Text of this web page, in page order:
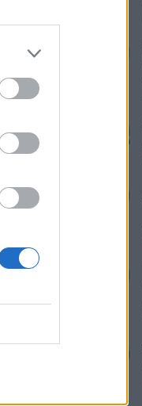
torsdag 23:25
57 svar
t1
torsdag